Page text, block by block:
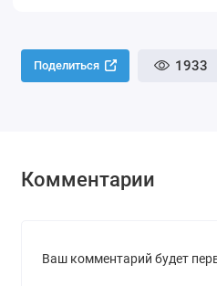
Поделиться 1933
Комментарии
Ваш комментарий будет